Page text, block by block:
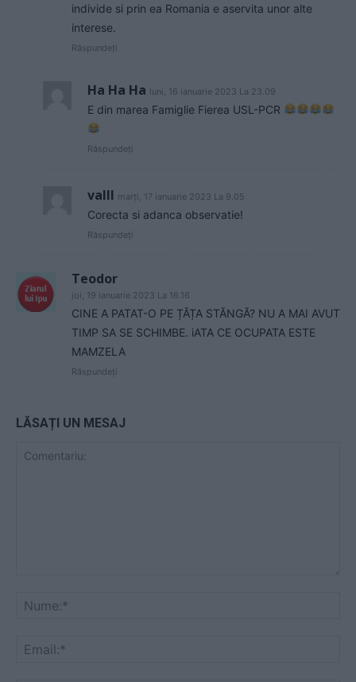
individe si prin ea Romania e aservita unor alte
interese.
Răspundeți
Ha Ha Ha luni, 16 ianuarie 2023 La 23.09
E din marea Famiglie Fierea USL-PCR
Răspundeți
valll marți, 17 ianuarie 2023 La 9.05
Corecta si adanca observatie!
Răspundeți
Teodor
joi, 19 ianuarie 2023 La 16.16
CINE A PATAT-O PE ȚĂȚA STĂNGĂ? NU A MAI AVUT
TIMP SA SE SCHIMBE. iATA CE OCUPATA ESTE
MAMZELA
Răspundeți
LĂSAȚI UN MESAJ